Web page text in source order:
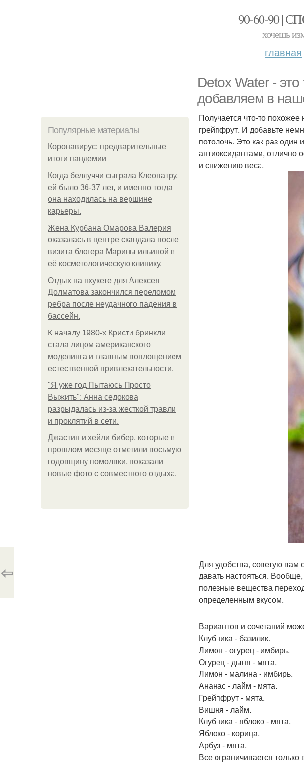
90-60-90 |
хочешь
главная
Detox Water -
добавляем в
Популярные материалы
Коронавирус: предварительные
итоги пандемии
Когда беллуччи сыграла Клеопатру,
ей было 36-37 лет, и именно тогда
она находилась на вершине
карьеры.
Жена Курбана Омарова Валерия
оказалась в центре скандала после
визита блогера Марины ильиной в
её косметологическую клинику.
Отдых на пхукете для Алексея
Долматова закончился переломом
ребра после неудачного падения в
бассейн.
К началу 1980-х Кристи бринкли
стала лицом американского
моделинга и главным воплощением
естественной привлекательности.
"Я уже год Пытаюсь Просто
Выжить": Анна седокова
разрыдалась из-за жесткой травли
и проклятий в сети.
Джастин и хейли бибер, которые в
прошлом месяце отметили восьмую
годовщину помолвки, показали
новые фото с совместного отдыха.
Получается что-то
грейпфрут. И добавьте
потолочь. Это как раз один
антиоксидантами, отлично
и снижению веса.
Для удобства, советую вам
давать настояться.
полезные вещества
определенным вкусом.
Вариантов и сочетаний
Клубника - базилик.
Лимон - огурец - имбирь.
Огурец - дыня - мята.
Лимон - малина - имбирь.
Ананас - лайм - мята.
Грейпфрут - мята.
Вишня - лайм.
Клубника - яблоко - мята.
Яблоко - корица.
Арбуз - мята.
Все ограничивается
⇦